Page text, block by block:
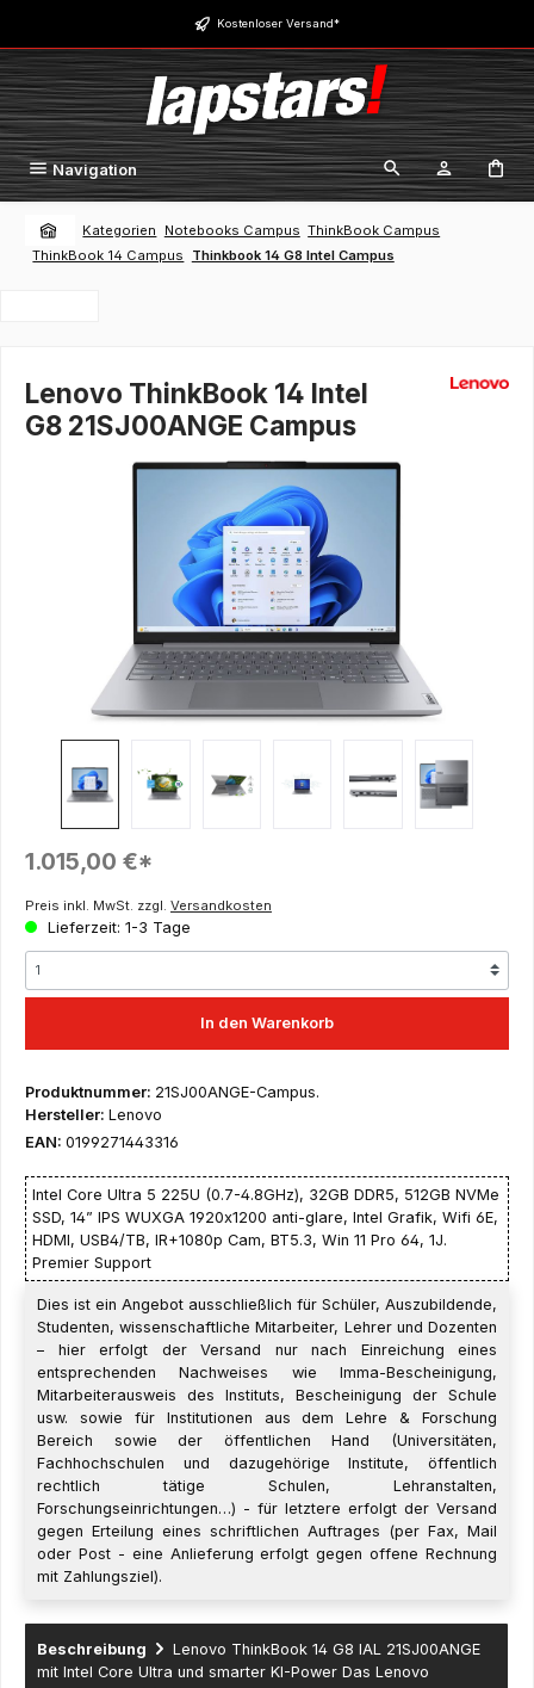
Zum Hauptinhalt springen Kostenloser Versand*
Navigation
Kategorien Notebooks Campus ThinkBook Campus
ThinkBook 14 Campus
Thinkbook 14 G8 Intel Campus
Lenovo ThinkBook 14 Intel
G8 21SJ00ANGE Campus
Bildergalerie überspringen
Regulärer Preis:
1.015,00 €*
Preis inkl. MwSt. zzgl. Versandkosten
Lieferzeit: 1-3 Tage
In den Warenkorb
Produktnummer: 21SJ00ANGE-Campus.
Hersteller: Lenovo
EAN: 0199271443316
Intel Core Ultra 5 225U (0.7-4.8GHz), 32GB DDR5, 512GB NVMe
SSD, 14” IPS WUXGA 1920x1200 anti-glare, Intel Grafik, Wifi 6E,
HDMI, USB4/TB, IR+1080p Cam, BT5.3, Win 11 Pro 64, 1J.
Premier Support
Dies ist ein Angebot ausschließlich für Schüler, Auszubildende,
Studenten, wissenschaftliche Mitarbeiter, Lehrer und Dozenten
– hier erfolgt der Versand nur nach Einreichung eines
entsprechenden Nachweises wie Imma-Bescheinigung,
Mitarbeiterausweis des Instituts, Bescheinigung der Schule
usw. sowie für Institutionen aus dem Lehre & Forschung
Bereich sowie der öffentlichen Hand (Universitäten,
Fachhochschulen und dazugehörige Institute, öffentlich
rechtlich tätige Schulen, Lehranstalten,
Forschungseinrichtungen…) - für letztere erfolgt der Versand
gegen Erteilung eines schriftlichen Auftrages (per Fax, Mail
oder Post - eine Anlieferung erfolgt gegen offene Rechnung
mit Zahlungsziel).
Beschreibung
Lenovo ThinkBook 14 G8 IAL 21SJ00ANGE
mit Intel Core Ultra und smarter KI-Power Das Lenovo